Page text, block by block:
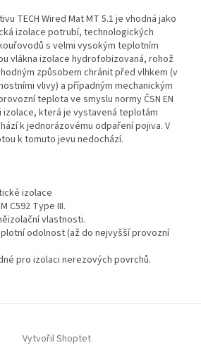
TECH Wired Mat MT 5.1 je vhodná jako
izolace potrubí, technologických
s velmi vysokým teplotním
vlákna izolace hydrofobizovaná, rohož
způsobem chránit před vlhkem (v
vlivy) a případným mechanickým
teplota ve smyslu normy ČSN EN
izolace, která je vystavená teplotám
k jednorázovému odpaření pojiva. V
k tomuto jevu nedochází.
izolace
C592 Type III.
vlastnosti.
odolnost (až do nejvyšší provozní
pro izolaci nerezových povrchů.
Vytvořil Shoptet